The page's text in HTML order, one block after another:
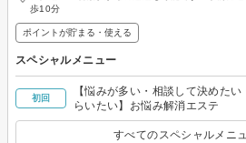
歩10分
ポイントが貯まる・使える
スペシャルメニュー
初回
【悩みが多い・相談して決めた
らいたい】お悩み解消エステ
すべてのスペシャルメニ